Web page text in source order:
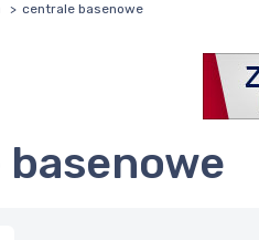
centrale basenowe
basenowe